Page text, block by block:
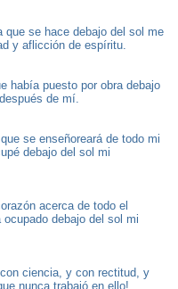
que se hace debajo del sol me
y aflicción de espíritu.
había puesto por obra debajo
de mí.
se enseñoreará de todo mi
debajo del sol mi
acerca de todo el
debajo del sol mi
ciencia, y con rectitud, y
nunca trabajó en ello!